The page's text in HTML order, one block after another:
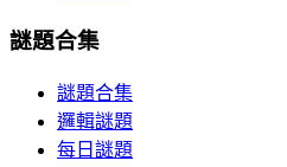
謎題合集
謎題合集
邏輯謎題
每日謎題